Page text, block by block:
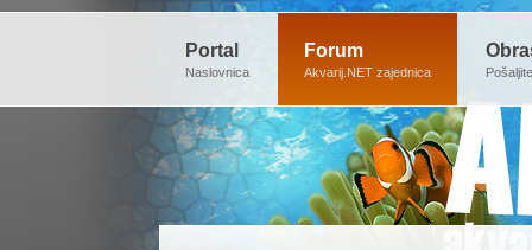
Portal
Naslovnica
Forum
Akvarij.NET zajednica